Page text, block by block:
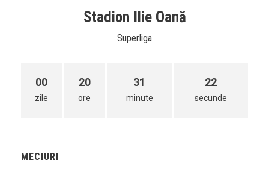
Stadion Ilie Oană
Superliga
00
zile
20
ore
31
minute
22
secunde
MECIURI